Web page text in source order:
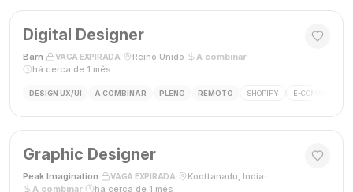
Digital Designer
Barn VAGA EXPIRADA Reino Unido A combinar·
há cerca de 1 mês
DESIGN UX/UI A COMBINAR PLENO REMOTO SHOPIFY E-COMMERCE
Graphic Designer
Peak Imagination VAGA EXPIRADA Koottanadu, Índia
A combinar
há cerca de 1 mês